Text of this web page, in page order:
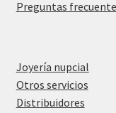
Preguntas
Joyería nupcial
Otros servicios
Distribuidores